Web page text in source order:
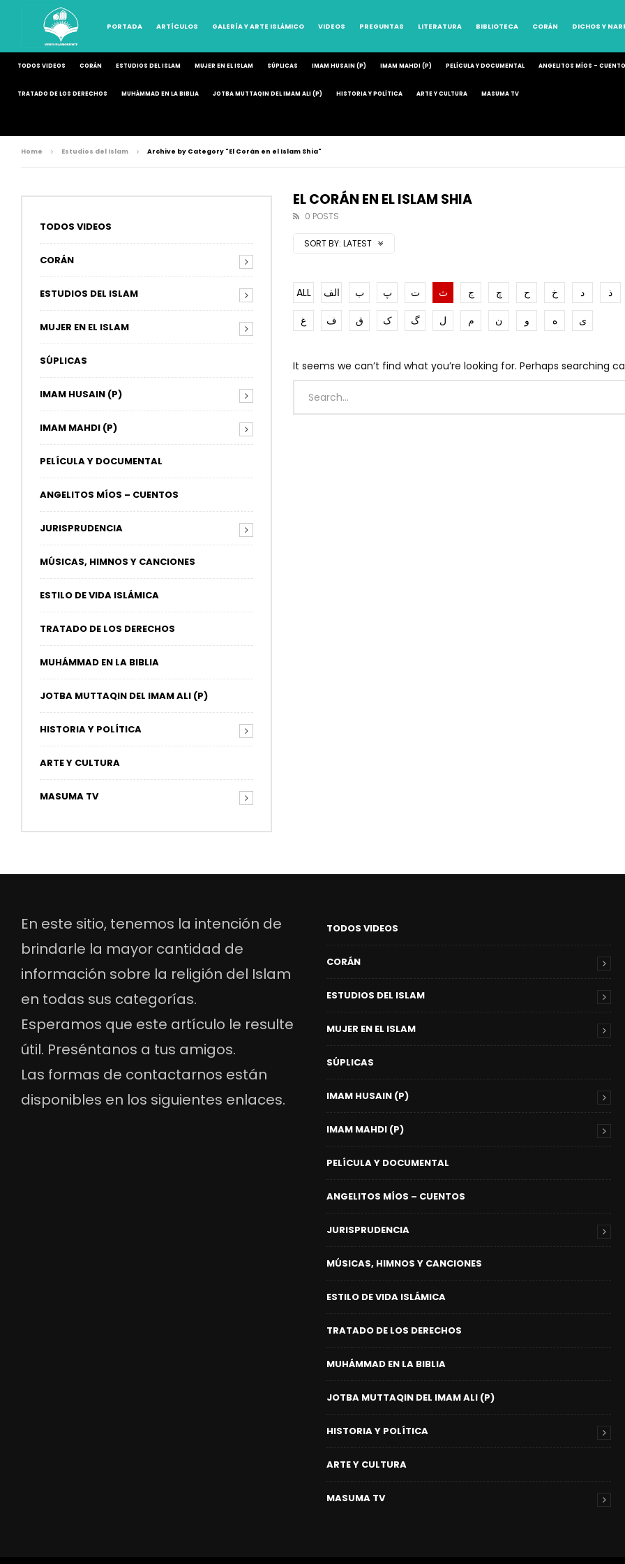
PORTADA ARTÍCULOS GALERÍA Y ARTE ISLÁMICO VIDEOS PREGUNTAS LITERATURA BIBLIOTECA CORÁN DICHOS Y
TODOS VIDEOS CORÁN ESTUDIOS DEL ISLAM MUJER EN EL ISLAM SÚPLICAS IMAM HUSAIN (P) IMAM MAHDI (P) PELÍCULA Y DOCUMENTAL ANGELITOS MÍOS –
TRATADO DE LOS DERECHOS MUHÁMMAD EN LA BIBLIA JOTBA MUTTAQIN DEL IMAM ALI (P) HISTORIA Y POLÍTICA ARTE Y CULTURA MASUMA TV
Home Estudios del Islam Archive by Category "El Corán en el Islam Shia"
EL CORÁN EN EL ISLAM SHIA
0 POSTS
SORT BY: LATEST
ALL الف ب پ ت ث ج چ ح خ د ذ
غ
ف ق ک گ ل م ن و ه ی
It seems we can’t find what you’re looking for. Perhaps searching
TODOS VIDEOS
CORÁN
ESTUDIOS DEL ISLAM
MUJER EN EL ISLAM
SÚPLICAS
IMAM HUSAIN (P)
IMAM MAHDI (P)
PELÍCULA Y DOCUMENTAL
ANGELITOS MÍOS – CUENTOS
JURISPRUDENCIA
MÚSICAS, HIMNOS Y CANCIONES
ESTILO DE VIDA ISLÁMICA
TRATADO DE LOS DERECHOS
MUHÁMMAD EN LA BIBLIA
JOTBA MUTTAQIN DEL IMAM ALI (P)
HISTORIA Y POLÍTICA
ARTE Y CULTURA
MASUMA TV
En este sitio, tenemos la intención de
brindarle la mayor cantidad de
información sobre la religión del Islam
en todas sus categorías.
Esperamos que este artículo le resulte
útil. Preséntanos a tus amigos.
Las formas de contactarnos están
disponibles en los siguientes enlaces.
TODOS VIDEOS
CORÁN
ESTUDIOS DEL ISLAM
MUJER EN EL ISLAM
SÚPLICAS
IMAM HUSAIN (P)
IMAM MAHDI (P)
PELÍCULA Y DOCUMENTAL
ANGELITOS MÍOS – CUENTOS
JURISPRUDENCIA
MÚSICAS, HIMNOS Y CANCIONES
ESTILO DE VIDA ISLÁMICA
TRATADO DE LOS DERECHOS
MUHÁMMAD EN LA BIBLIA
JOTBA MUTTAQIN DEL IMAM ALI (P)
HISTORIA Y POLÍTICA
ARTE Y CULTURA
MASUMA TV